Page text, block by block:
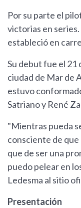
Por su parte el
victorias en
estableció en
Su debut fue el 21
ciudad de Mar de
estuvo
Satriano y René
"Mientras pueda
consciente de que
que de ser una
puedo pelear en
Ledesma al sitio
Presentación